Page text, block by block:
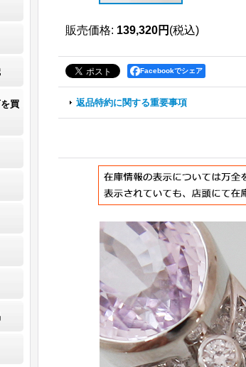
買
販売価格: 139,320円 (税込)
Facebookでシェア
返品特約に関する重要事項